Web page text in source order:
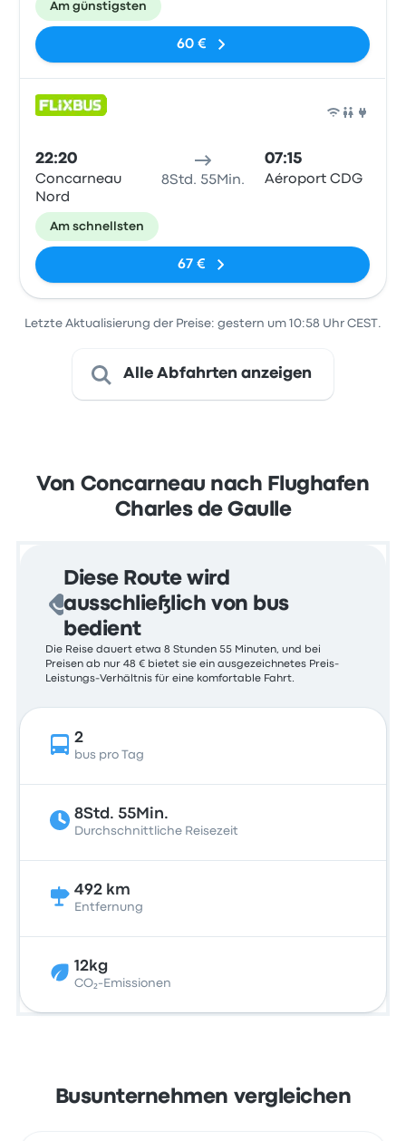
Am günstigsten
60 €
22:20
Concarneau
Nord
8Std. 55Min.
07:15
Aéroport CDG
Am schnellsten
67 €
Letzte Aktualisierung der Preise: gestern um 10:58 Uhr CEST.
Alle Abfahrten anzeigen
Von Concarneau nach Flughafen
Charles de Gaulle
Diese Route wird
ausschließlich von bus
bedient
Die Reise dauert etwa 8 Stunden 55 Minuten, und bei
Preisen ab nur 48 € bietet sie ein ausgezeichnetes Preis-
Leistungs-Verhältnis für eine komfortable Fahrt.
2
bus pro Tag
8Std. 55Min.
Durchschnittliche Reisezeit
492 km
Entfernung
12kg
CO₂-Emissionen
Busunternehmen vergleichen